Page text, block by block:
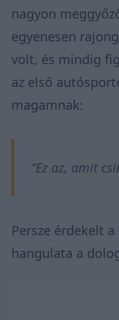
nagyon
egyenesen
volt, és mindig
az első
magamnak:
“Ez az, amit
Persze érdekelt
hangulata a